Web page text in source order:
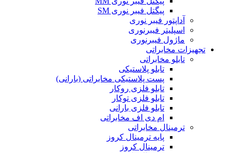
پیگتل فیبر نوری SM
آداپتور فیبر نوری
اسپلیتر فیبرنوری
ماژول فیبرنوری
تجهیزات مخابراتی
تابلو مخابراتی
تابلو پلاستیکی
پست پلاستیکی مخابراتی (بارانی)
تابلو فلزی روکار
تابلو فلزی توکار
تابلو فلزی بارانی
ام دی اف مخابراتی
ترمینال مخابراتی
پایه ترمینال کروز
ترمینال کروز